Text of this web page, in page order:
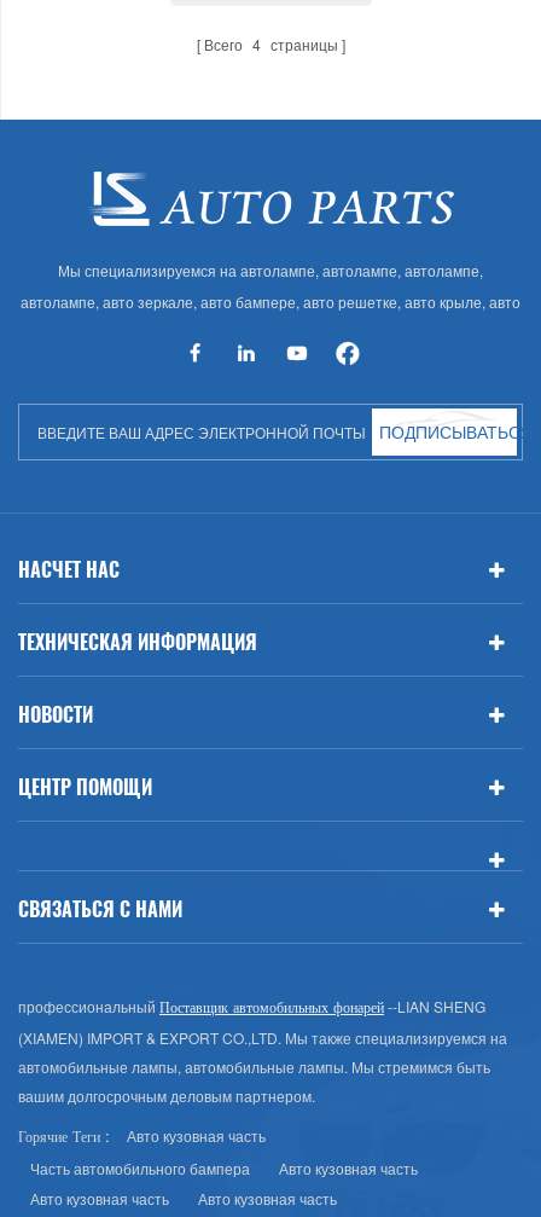
Всего 4 страницы
Мы специализируемся на автолампе, автолампе, автолампе,
автолампе, авто зеркале, авто бампере, авто решетке, авто крыле, авто
автозапчастей для Audi, VW, Benz, BMW
ПОДПИСЫВАТЬСЯ
НАСЧЕТ НАС
ТЕХНИЧЕСКАЯ ИНФОРМАЦИЯ
НОВОСТИ
ЦЕНТР ПОМОЩИ
СВЯЗАТЬСЯ С НАМИ
профессиональный Поставщик автомобильных фонарей--LIAN SHENG
(XIAMEN) IMPORT & EXPORT CO.,LTD. Мы также специализируемся на
автомобильные лампы, автомобильные лампы. Мы стремимся быть
вашим долгосрочным деловым партнером.
Горячие Теги :
Авто кузовная часть
Часть автомобильного бампера
Авто кузовная часть
Авто кузовная часть
Авто кузовная часть